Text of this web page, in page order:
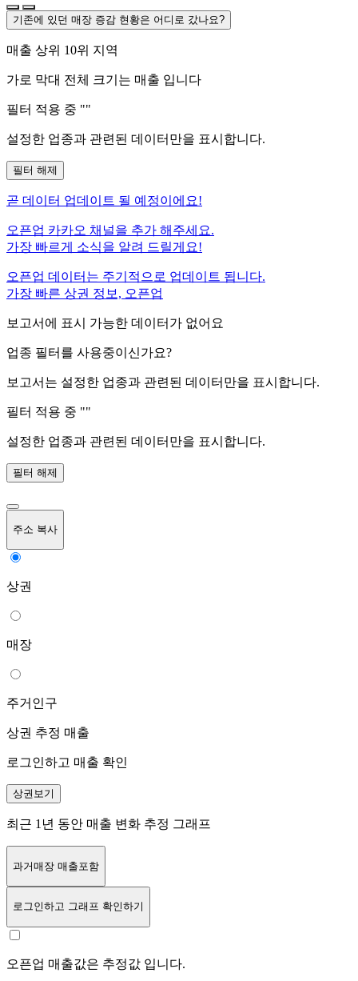
기존에 있던 매장 증감 현황은 어디로 갔나요?
매출 상위 10위 지역
가로 막대 전체 크기는 매출 입니다
필터 적용 중 ""
설정한 업종과 관련된 데이터만을 표시합니다.
필터 해제
곧 데이터 업데이트 될 예정이에요!
오픈업 카카오 채널을 추가 해주세요.
가장 빠르게 소식을 알려 드릴게요!
오픈업 데이터는 주기적으로 업데이트 됩니다.
가장 빠른 상권 정보, 오픈업
보고서에 표시 가능한 데이터가 없어요
업종 필터를 사용중이신가요?
보고서는 설정한 업종과 관련된 데이터만을 표시합니다.
필터 적용 중 ""
설정한 업종과 관련된 데이터만을 표시합니다.
필터 해제
주소 복사
상권
매장
주거인구
상권 추정 매출
로그인하고 매출 확인
상권보기
최근 1년 동안 매출 변화 추정 그래프
과거매장 매출포함
로그인하고 그래프 확인하기
오픈업 매출값은 추정값 입니다.